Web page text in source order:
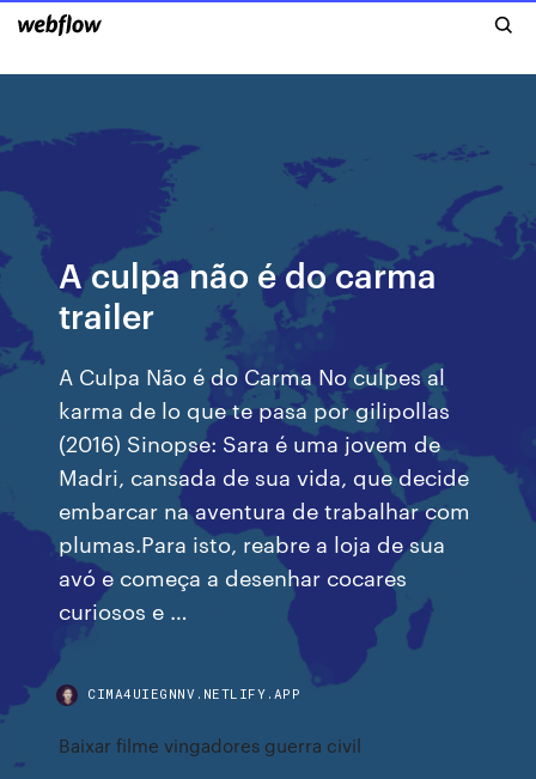
A culpa não é do carma
trailer
A Culpa Não é do Carma No culpes al
karma de lo que te pasa por gilipollas
(2016) Sinopse: Sara é uma jovem de
Madri, cansada de sua vida, que decide
embarcar na aventura de trabalhar com
plumas.Para isto, reabre a loja de sua
avó e começa a desenhar cocares
curiosos e …
CIMA4UIEGNNV.NETLIFY.APP
Baixar filme vingadores guerra civil